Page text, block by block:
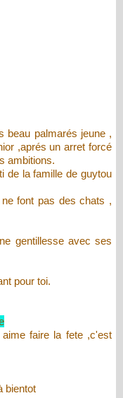
,aprés un arret forcé
ambitions.
de la famille de guytou
font pas des chats ,
gentillesse avec ses
pour toi.
faire la fete ,c'est
bientot